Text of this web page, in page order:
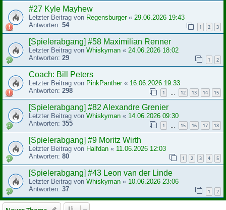
#27 Kyle Mayhew
Letzter Beitrag von Regensburger« 29.06.2026 19:43
Antworten: 54 1 2 3
[Spielerabgang] #58 Maximilian Renner
Letzter Beitrag von Whiskyman « 24.06.2026 18:02
Antworten: 29 1 2
Coach: Bill Peters
Letzter Beitrag von PinkPanther« 16.06.2026 19:33
Antworten: 298 1 12 13 14 15
[Spielerabgang] #82 Alexandre Grenier
Letzter Beitrag von Whiskyman « 14.06.2026 09:30
Antworten: 355 1 15 16 17 18
[Spielerabgang] #9 Moritz Wirth
Letzter Beitrag von Halfdan « 11.06.2026 12:03
Antworten: 80 1 2 3 4 5
[Spielerabgang] #43 Leon van der Linde
Letzter Beitrag von Whiskyman « 10.06.2026 23:06
Antworten: 37 1 2